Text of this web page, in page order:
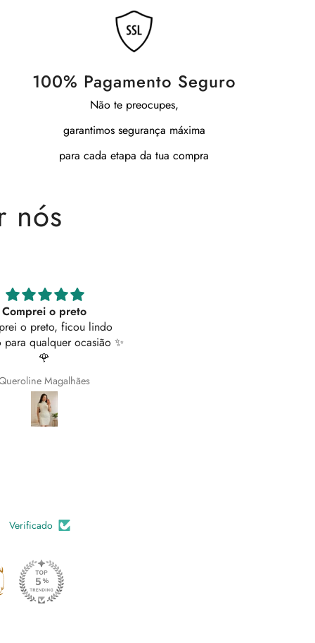
100% Pagamento Seguro
Não te preocupes,
garantimos segurança máxima
para cada etapa da tua compra
nós
Macacão LUMINA
TOP 😍😍😍
Paula Santos
Verificado